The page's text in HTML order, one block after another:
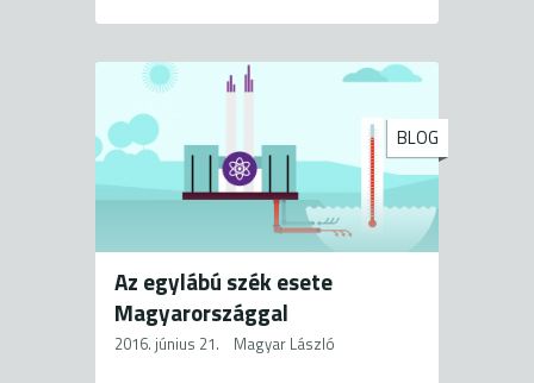
BLOG
Az egylábú szék esete
Magyarországgal
2016. június 21. Magyar László